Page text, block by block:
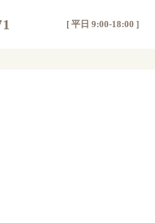
[ 平日 9:00-18:00 ]